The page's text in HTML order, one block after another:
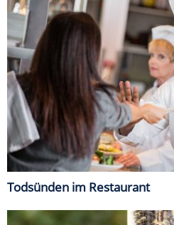
Todsünden im Restaurant